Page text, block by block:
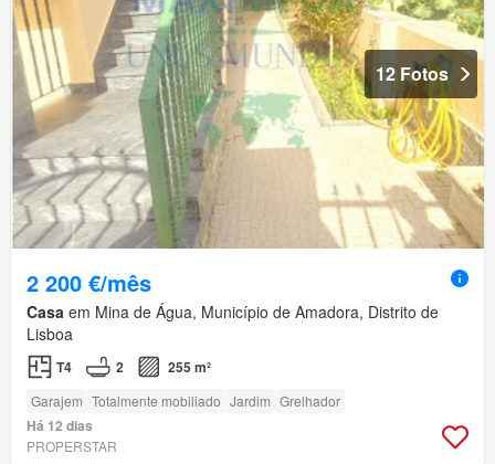
12 Fotos
2 200 €/mês
Casa em Mina de Água, Município de Amadora, Distrito de
Lisboa
T4 2 255 m²
Garajem Totalmente mobiliado Jardim Grelhador
Há 12 dias
PROPERSTAR